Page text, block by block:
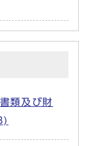
類及び財